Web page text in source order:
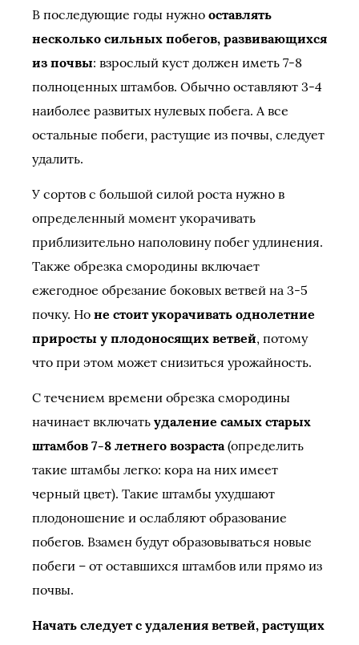
В последующие годы нужно оставлять
несколько сильных побегов, развивающихся
из почвы: взрослый куст должен иметь 7-8
полноценных штамбов. Обычно оставляют 3-4
наиболее развитых нулевых побега. А все
остальные побеги, растущие из почвы, следует
удалить.
У сортов с большой силой роста нужно в
определенный момент укорачивать
приблизительно наполовину побег удлинения.
Также обрезка смородины включает
ежегодное обрезание боковых ветвей на 3-5
почку. Но не стоит укорачивать однолетние
приросты у плодоносящих ветвей, потому
что при этом может снизиться урожайность.
С течением времени обрезка смородины
начинает включать удаление самых старых
штамбов 7-8 летнего возраста(определить
такие штамбы легко: кора на них имеет
черный цвет). Такие штамбы ухудшают
плодоношение и ослабляют образование
побегов. Взамен будут образовываться новые
побеги – от оставшихся штамбов или прямо из
почвы.
Начать следует с удаления ветвей, растущих